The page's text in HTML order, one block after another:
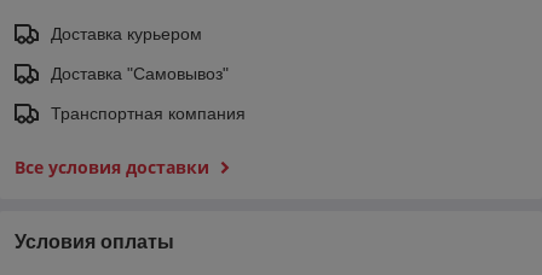
Доставка курьером
Доставка "Самовывоз"
Транспортная компания
Все условия доставки
Условия оплаты